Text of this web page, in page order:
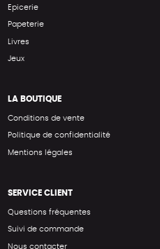
Epicerie
Papeterie
Livres
Jeux
LA BOUTIQUE
Conditions de vente
Politique de confidentialité
Mentions légales
SERVICE CLIENT
Questions fréquentes
Suivi de commande
Nous contacter